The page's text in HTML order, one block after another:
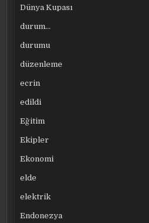
Dünya Kupası
durum…
durumu
düzenleme
ecrin
edildi
Eğitim
Ekipler
Ekonomi
elde
elektrik
Endonezya